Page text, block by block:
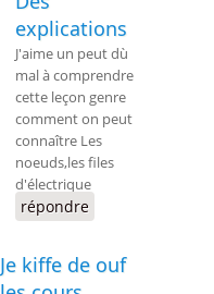
explications
J'aime un peut dù
mal à comprendre
cette leçon genre
comment on peut
connaître Les
noeuds,les files
d'électrique
répondre
Je kiffe de ouf